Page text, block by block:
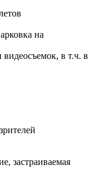
на
в т.ч. в
застраиваемая